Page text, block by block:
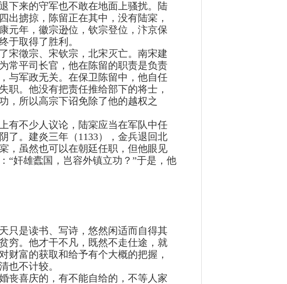
下来的守军也不敢在地面上骚扰。陆
出掳掠，陈留正在其中，没有陆宲，
元年，徽宗逊位，钦宗登位，汴京保
于取得了胜利。
徵宗、宋钦宗，北宋灭亡。南宋建
常平司长官，他在陈留的职责是负责
与军政无关。在保卫陈留中，他自任
职。他没有把责任推给部下的将士，
，所以高宗下诏免除了他的越权之
不少人议论，陆宲应当在军队中任
了。建炎三年（1133），金兵退回北
，虽然也可以在朝廷任职，但他眼见
“奸雄蠹国，岂容外镇立功？”于是，他
是读书、写诗，悠然闲适而自得其
穷。他才干不凡，既然不走仕途，就
财富的获取和给予有个大概的把握，
也不计较。
喜庆的，有不能自给的，不等人家